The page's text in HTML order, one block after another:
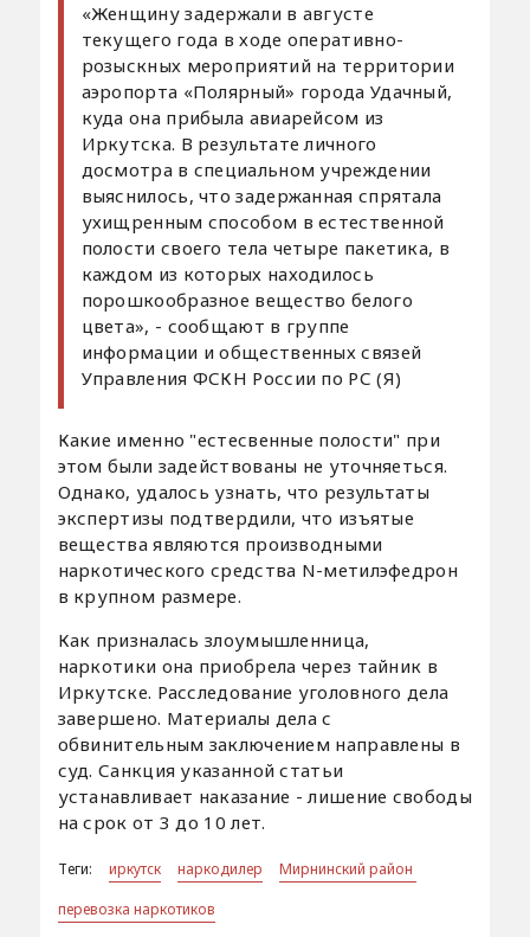
«Женщину задержали в августе
текущего года в ходе оперативно-
розыскных мероприятий на территории
аэропорта «Полярный» города Удачный,
куда она прибыла авиарейсом из
Иркутска. В результате личного
досмотра в специальном учреждении
выяснилось, что задержанная спрятала
ухищренным способом в естественной
полости своего тела четыре пакетика, в
каждом из которых находилось
порошкообразное вещество белого
цвета», - сообщают в группе
информации и общественных связей
Управления ФСКН России по РС (Я)
Какие именно "естесвенные полости" при
этом были задействованы не уточняеться.
Однако, удалось узнать, что результаты
экспертизы подтвердили, что изъятые
вещества являются производными
наркотического средства N-метилэфедрон
в крупном размере.
Как призналась злоумышленница,
наркотики она приобрела через тайник в
Иркутске. Расследование уголовного дела
завершено. Материалы дела с
обвинительным заключением направлены в
суд. Санкция указанной статьи
устанавливает наказание - лишение свободы
на срок от 3 до 10 лет.
Теги: иркутск наркодилер
Мирнинский район
перевозка наркотиков